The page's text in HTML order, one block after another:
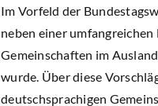
Im Vorfeld der
neben einer
Gemeinschaften im
wurde. Über diese
deutschsprachigen